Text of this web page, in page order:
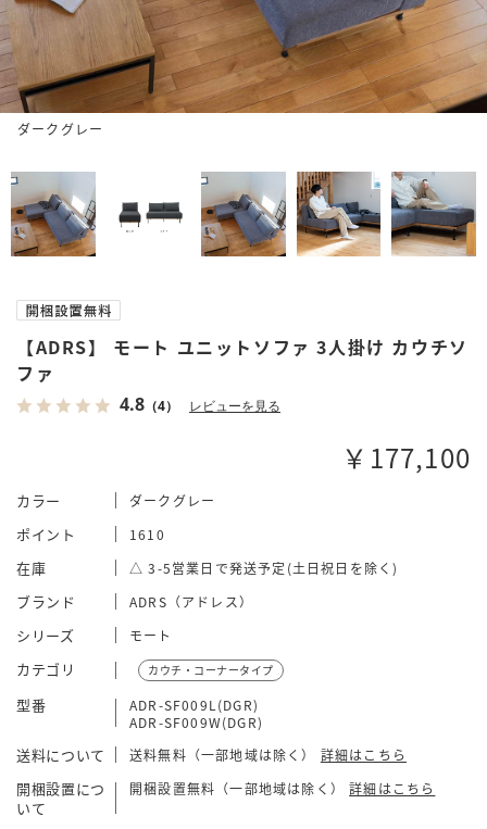
ダークグレー
【ADRS】 モート ユニットソファ 3人掛け カウチソ
ファ
4.8 （4） レビューを見る
￥177,100
カラー ダークグレー
ポイント 1610
在庫 △ 3-5営業日で発送予定(土日祝日を除く)
ブランド ADRS（アドレス）
シリーズ モート
カテゴリ カウチ・コーナータイプ
型番
ADR-SF009L(DGR)
ADR-SF009W(DGR)
送料について 送料無料（一部地域は除く） 詳細はこちら
開梱設置につ
いて
開梱設置無料（一部地域は除く）詳細はこちら